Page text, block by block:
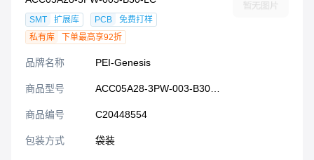
SMT 扩展库 PCB
免费打样
私有库
下单最高享92折
品牌名称 PEI-Genesis
商品型号
商品编号 C20448554
包装方式 袋装